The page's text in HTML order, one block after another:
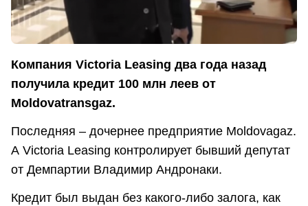
Компания Victoria Leasing два года назад
получила кредит 100 млн леев от
Moldovatransgaz.
Последняя – дочернее предприятие Moldovagaz.
А Victoria Leasing контролирует бывший депутат
от Демпартии Владимир Андронаки.
Кредит был выдан без какого-либо залога, как